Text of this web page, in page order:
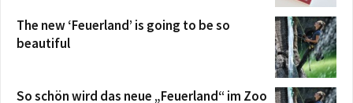
The new ‘Feuerland’ is going to be so
beautiful
So schön wird das neue „Feuerland“ im Zoo